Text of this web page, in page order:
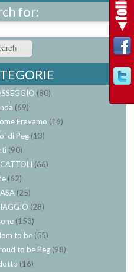
for:
(80)
(69)
Eravamo (16)
di Peg (13)
(90)
(66)
(62)
(25)
(28)
(153)
to be (55)
to be Peg (98)
(16)